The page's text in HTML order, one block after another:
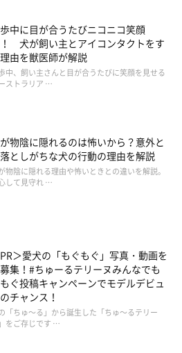
中に目が合うたびニコニコ笑顔
犬が飼い主とアイコンタクトをす
由を獣医師が解説
中、飼い主さんと目が合うたびに笑顔を見せる
ストラリア …
物陰に隠れるのは怖いから？意外と
としがちな犬の行動の理由を解説
物陰に隠れる理由や怖いときとの違いを解説。
して見守れ …
＞愛犬の「もぐもぐ」写真・動画を
集！#ちゅーるテリーヌみんなでも
ぐ投稿キャンペーンでモデルデビュ
チャンス！
「ちゅ～る」から誕生した「ちゅ～るテリー
をご存じです …